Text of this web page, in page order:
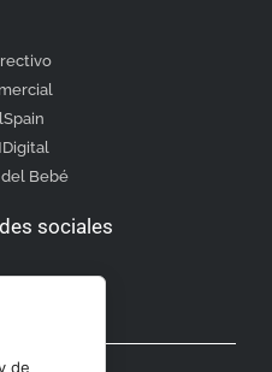
del Bebé
sociales
de